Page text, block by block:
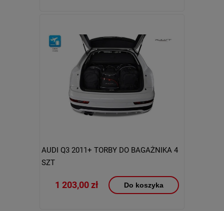
AUDI Q3 2011+ TORBY DO BAGAŻNIKA 4
SZT
1 203,00 zł Do koszyka